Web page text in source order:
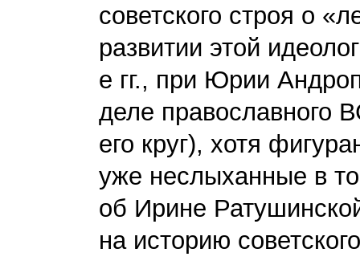
советского строя о
развитии этой
е гг., при Юрии
деле православного
его круг), хотя
уже неслыханные в
об Ирине
на историю